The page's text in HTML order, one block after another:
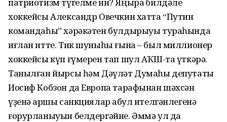
хоккейсы Александр Овечкин хатта “Путин
командаһы” хәрәкәтен булдырыуы тураһында
иғлан итте. Тик шуныһы ғына – был миллионер
хоккейсы күп ғүмерен тап шул АҠШ-та үткәрә.
Танылған йырсы һәм Дәүләт Думаһы депутаты
Иосиф Кобзон да Европа тарафынан шәхсән
үҙенә ҡаршы санкциялар ҡабул ителгәнлегенә
ғорурланыуын белдергәйне. Әммә ул да